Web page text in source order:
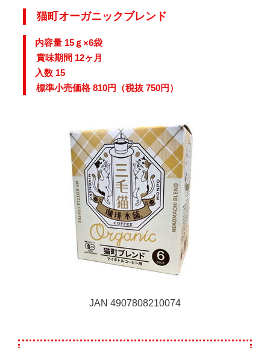
猫町オーガニックブレンド
内容量 15ｇ×6袋
賞味期間 12ヶ月
入数 15
標準小売価格 810円（税抜 750円）
JAN 4907808210074